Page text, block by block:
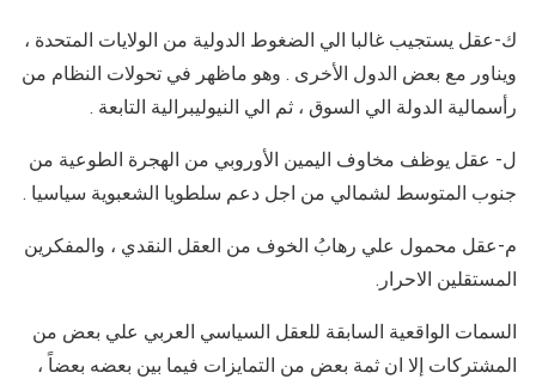
ك-عقل يستجيب غالبا الي الضغوط الدولية من الولايات المتحدة ،
ويناور مع بعض الدول الأخرى . وهو ماظهر في تحولات النظام من
رأسمالية الدولة الي السوق ، ثم الي النيوليبرالية التابعة .
ل- عقل يوظف مخاوف اليمين الأوروبي من الهجرة الطوعية من
جنوب المتوسط لشمالي من اجل دعم سلطويا الشعبوية سياسيا .
م-عقل محمول علي رهابُ الخوف من العقل النقدي ، والمفكرين
المستقلين الاحرار.
السمات الواقعية السابقة للعقل السياسي العربي علي بعض من
المشتركات إلا ان ثمة بعض من التمايزات فيما بين بعضه بعضاً ،